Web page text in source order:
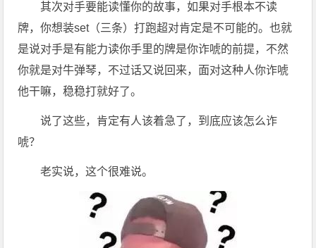
其次对手要能读懂你的故事，如果对手根本不读
牌，你想装set（三条）打跑超对肯定是不可能的。也就
是说对手是有能力读你手里的牌是你诈唬的前提，不然
你就是对牛弹琴，不过话又说回来，面对这种人你诈唬
他干嘛，稳稳打就好了。
说了这些，肯定有人该着急了，到底应该怎么诈
唬？
老实说，这个很难说。